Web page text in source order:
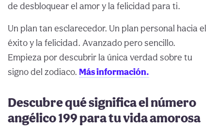
de desbloquear el amor y la felicidad para ti.
Un plan tan esclarecedor. Un plan personal hacia el
éxito y la felicidad. Avanzado pero sencillo.
Empieza por descubrir la única verdad sobre tu
signo del zodiaco. Más información.
Descubre qué significa el número
angélico 199 para tu vida amorosa